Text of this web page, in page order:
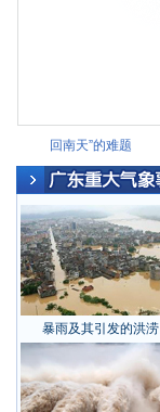
回南天”的难题
暴雨及其引发的洪涝